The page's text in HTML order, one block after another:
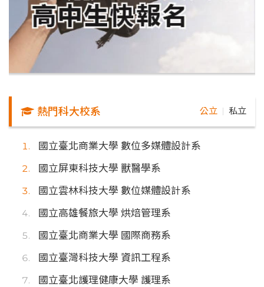
熱門科大校系 公立 私立
國立臺北商業大學 數位多媒體設計系
國立屏東科技大學 獸醫學系
國立雲林科技大學 數位媒體設計系
國立高雄餐旅大學 烘焙管理系
國立臺北商業大學 國際商務系
國立臺灣科技大學 資訊工程系
國立臺北護理健康大學 護理系